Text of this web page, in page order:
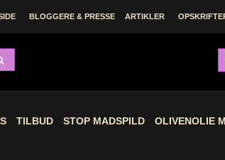
BLOGGERE & PRESSE ARTIKLER
TILBUD STOP MADSPILD OLIVENOLIE